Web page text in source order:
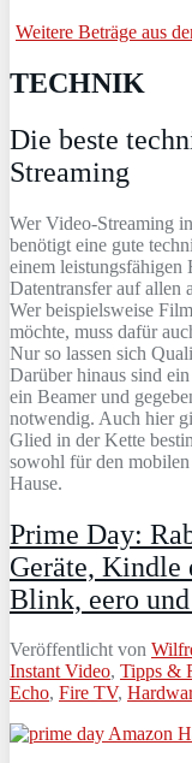
Weitere Beträge aus
TECHNIK
Die beste
Streaming
Wer Video-Streaming
benötigt eine gute
einem leistungsfähigen
Datentransfer auf allen
Wer beispielsweise
möchte, muss dafür
Nur so lassen sich
Darüber hinaus sind
ein Beamer und
notwendig. Auch hier
Glied in der Kette
sowohl für den
Hause.
Prime Day:
Geräte, Kindle
Blink, eero
Veröffentlicht von
Instant Video, Tipps &
Echo, Fire TV,